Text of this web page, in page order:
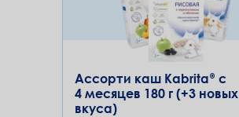
Ассорти каш Kabrita® с
4 месяцев 180 г (+3 новых
вкуса)